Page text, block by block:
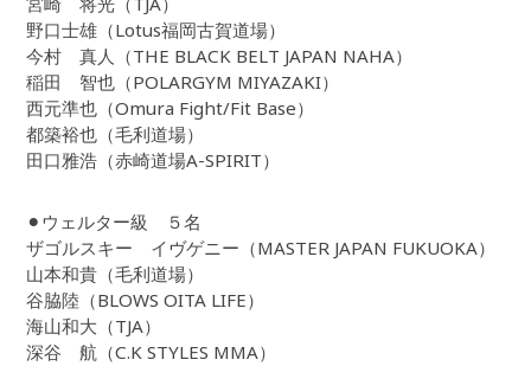
野口士雄（Lotus福岡古賀道場）
今村 真人（THE BLACK BELT JAPAN NAHA）
稲田 智也（POLARGYM MIYAZAKI）
西元準也（Omura Fight/Fit Base）
都築裕也（毛利道場）
田口雅浩（赤崎道場A-SPIRIT）
⚫︎ウェルター級 ５名
ザゴルスキー イヴゲニー（MASTER JAPAN FUKUOKA）
山本和貴（毛利道場）
谷脇陸（BLOWS OITA LIFE）
海山和大（TJA）
深谷 航（C.K STYLES MMA）